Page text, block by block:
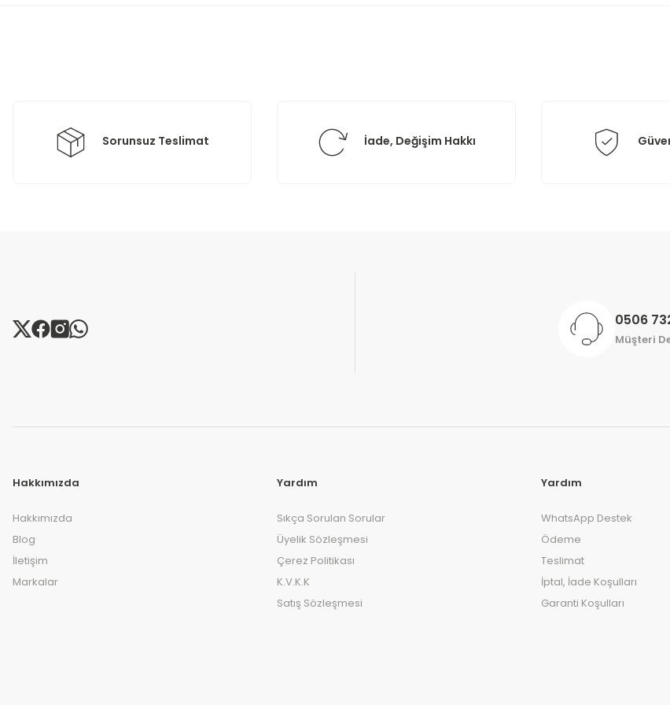
Sorunsuz Teslimat İade, Değişim Hakkı
0506
Müşteri
Hakkımızda
Hakkımızda
Blog
İletişim
Markalar
Yardım
Sıkça Sorulan Sorular
Üyelik Sözleşmesi
Çerez Politikası
K.V.K.K
Satış Sözleşmesi
Yardım
WhatsApp Destek
Ödeme
Teslimat
İptal, İade Koşulları
Garanti Koşulları